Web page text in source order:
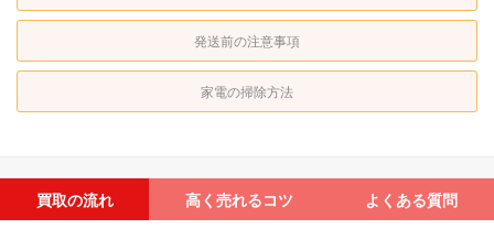
発送前の注意事項
家電の掃除方法
買取の流れ 高く売れるコツ よくある質問